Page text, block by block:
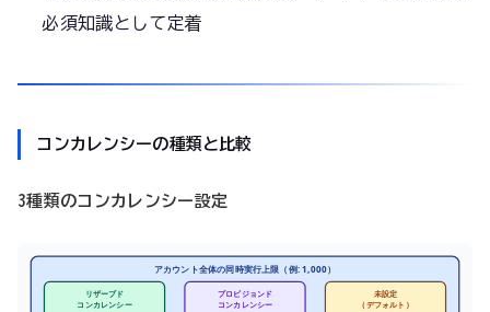
必須知識として定着
コンカレンシーの種類と比較
3種類のコンカレンシー設定
アカウント全体の同時実行上限（例: 1,000）
リザーブド
コンカレンシー
プロビジョンド
コンカレンシー
未設定
（デフォルト）